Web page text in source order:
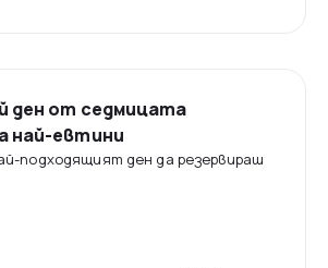
ден от седмицата
най-евтини
подходящият ден да резервираш